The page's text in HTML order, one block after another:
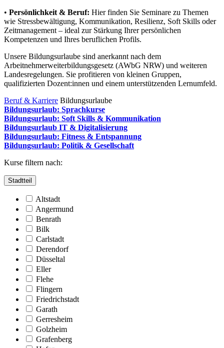
• Persönlichkeit & Beruf: Hier finden Sie Seminare zu Themen
wie Stressbewältigung, Kommunikation, Resilienz, Soft Skills oder
Zeitmanagement – ideal zur Stärkung Ihrer persönlichen
Kompetenzen und Ihres beruflichen Profils.
Unsere Bildungsurlaube sind anerkannt nach dem
Arbeitnehmerweiterbildungsgesetz (AWbG NRW) und weiteren
Landesregelungen. Sie profitieren von kleinen Gruppen,
qualifizierten Dozent:innen und einem unterstützenden Lernumfeld.
Beruf & Karriere Bildungsurlaube
Bildungsurlaub: Sprachkurse
Bildungsurlaub: Soft Skills & Kommunikation
Bildungsurlaub IT & Digitalisierung
Bildungsurlaub: Fitness & Entspannung
Bildungsurlaub: Politik & Gesellschaft
Kurse filtern nach:
Stadtteil
Altstadt
Angermund
Benrath
Bilk
Carlstadt
Derendorf
Düsseltal
Eller
Flehe
Flingern
Friedrichstadt
Garath
Gerresheim
Golzheim
Grafenberg